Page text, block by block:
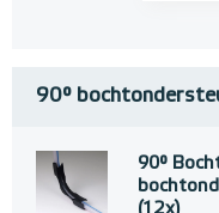
90°
90°
(12x)